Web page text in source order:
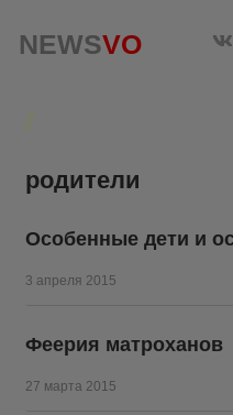
NEWSVO
NEWSVO
родители
Особенные дети и
3 апреля 2015
Феерия матроханов
27 марта 2015